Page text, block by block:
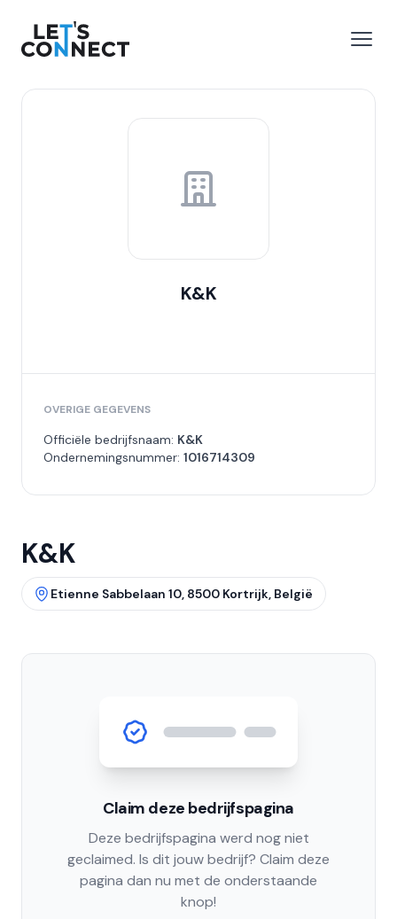
Let's Connect
K&K
OVERIGE GEGEVENS
Officiële bedrijfsnaam: K&K
Ondernemingsnummer: 1016714309
K&K
Etienne Sabbelaan 10, 8500 Kortrijk, België
Claim deze bedrijfspagina
Deze bedrijfspagina werd nog niet
geclaimed. Is dit jouw bedrijf? Claim deze
pagina dan nu met de onderstaande
knop!